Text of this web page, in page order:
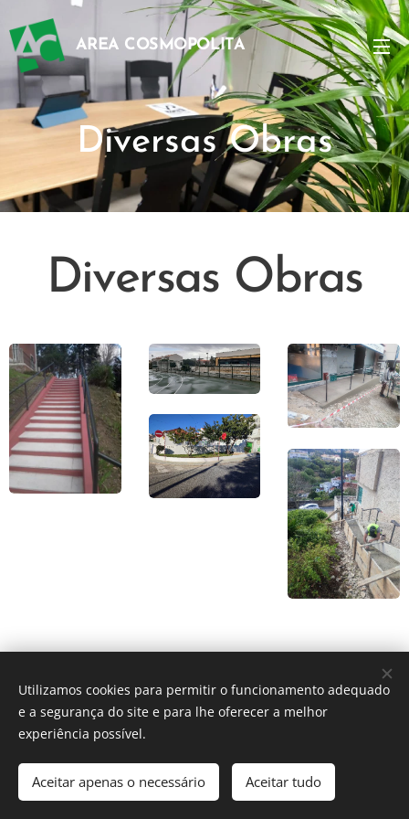
AREA COSMOPOLITA
Diversas Obras
Diversas Obras
Area Cosmopolita, Av. Sr. Jesus dos Navegantes, 2A, 2770-161
Paço de Arcos, 214 405 710
Desenvolvido porWebnode Cookies
Utilizamos cookies para permitir o funcionamento adequado
e a segurança do site e para lhe oferecer a melhor
experiência possível.
Aceitar apenas o necessário Aceitar tudo